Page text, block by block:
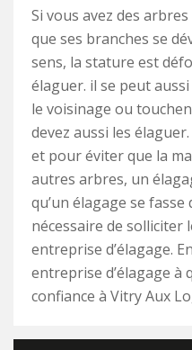
Si vous avez des
que ses branches se
sens, la stature est
élaguer. il se peut
le voisinage ou
devez aussi les
et pour éviter que la
autres arbres, un
qu’un élagage se
nécessaire de solliciter
entreprise d’élagage.
entreprise d’élagage à
confiance à Vitry Aux